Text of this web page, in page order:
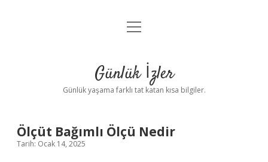
Anasayfa
Yasal Uyarı
menüyü
Günlük İzler
Günlük yaşama farklı tat katan kısa bilgiler.
Ölçüt Bağımlı Ölçü Nedir
Tarih: Ocak 14, 2025